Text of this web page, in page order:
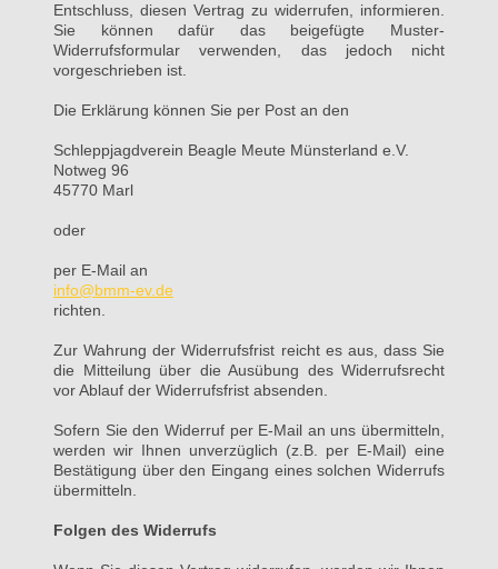
Entschluss, diesen Vertrag zu widerrufen, informieren.
Sie können dafür das beigefügte Muster-
Widerrufsformular verwenden, das jedoch nicht
vorgeschrieben ist.
Die Erklärung können Sie per Post an den
Schleppjagdverein Beagle Meute Münsterland e.V.
Notweg 96
45770 Marl
oder
per E-Mail an
info@bmm-ev.de
richten.
Zur Wahrung der Widerrufsfrist reicht es aus, dass Sie
die Mitteilung über die Ausübung des Widerrufsrecht
vor Ablauf der Widerrufsfrist absenden.
Sofern Sie den Widerruf per E-Mail an uns übermitteln,
werden wir Ihnen unverzüglich (z.B. per E-Mail) eine
Bestätigung über den Eingang eines solchen Widerrufs
übermitteln.
Folgen des Widerrufs